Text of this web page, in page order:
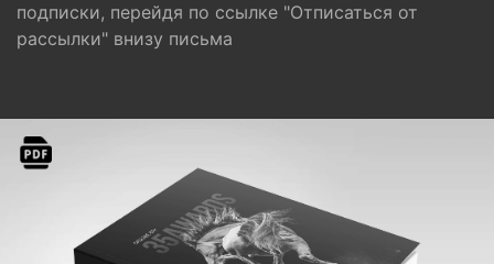
подписки, перейдя по ссылке "Отписаться от
рассылки" внизу письма